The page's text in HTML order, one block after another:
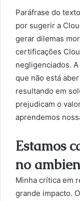
Paráfrase do
por sugerir a
gerar dilemas
certificações
negligenciados.
que não está
resultando em
prejudicam o
aprendemos
Estamos
no
Minha crítica em
grande impacto.